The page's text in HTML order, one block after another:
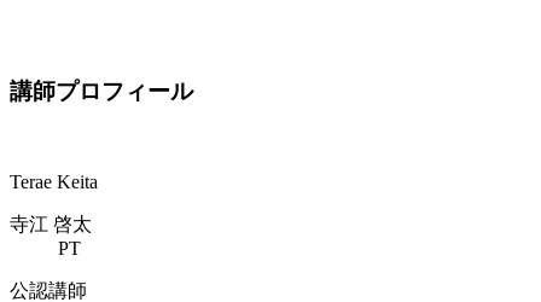
講師プロフィール
Terae Keita
寺江 啓太
PT
公認講師